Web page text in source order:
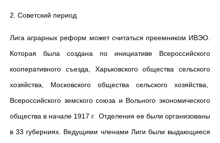
2. Советский период
Лига аграрных реформ может считаться преемником ИВЭО.
Которая была создана по инициативе Всероссийского
кооперативного съезда, Харьковского общества сельского
хозяйства, Московского общества сельского хозяйства,
Всероссийского земского союза и Вольного экономического
общества в начале 1917 г. Отделения ее были организованы
в 33 губерниях. Ведущими членами Лиги были выдающиеся